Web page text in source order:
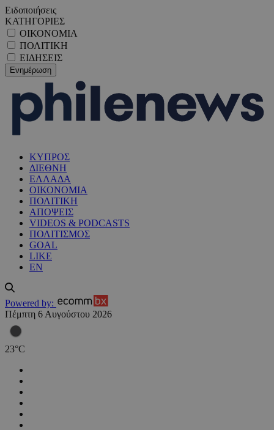
Ειδοποιήσεις
ΚΑΤΗΓΟΡΙΕΣ
ΟΙΚΟΝΟΜΙΑ
ΠΟΛΙΤΙΚΗ
ΕΙΔΗΣΕΙΣ
ΚΥΠΡΟΣ
ΔΙΕΘΝΗ
ΕΛΛΑΔΑ
ΟΙΚΟΝΟΜΙΑ
ΠΟΛΙΤΙΚΗ
ΑΠΟΨΕΙΣ
VIDEOS & PODCASTS
ΠΟΛΙΤΙΣΜΟΣ
GOAL
LIKE
EN
Powered by:
Πέμπτη 6 Αυγούστου 2026
23°C